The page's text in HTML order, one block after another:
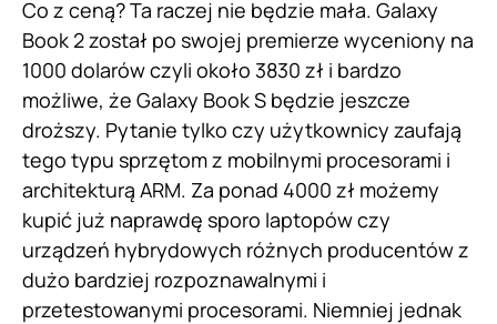
Co z ceną? Ta raczej nie będzie mała. Galaxy
Book 2 został po swojej premierze wyceniony na
1000 dolarów czyli około 3830 zł i bardzo
możliwe, że Galaxy Book S będzie jeszcze
droższy. Pytanie tylko czy użytkownicy zaufają
tego typu sprzętom z mobilnymi procesorami i
architekturą ARM. Za ponad 4000 zł możemy
kupić już naprawdę sporo laptopów czy
urządzeń hybrydowych różnych producentów z
dużo bardziej rozpoznawalnymi i
przetestowanymi procesorami. Niemniej jednak